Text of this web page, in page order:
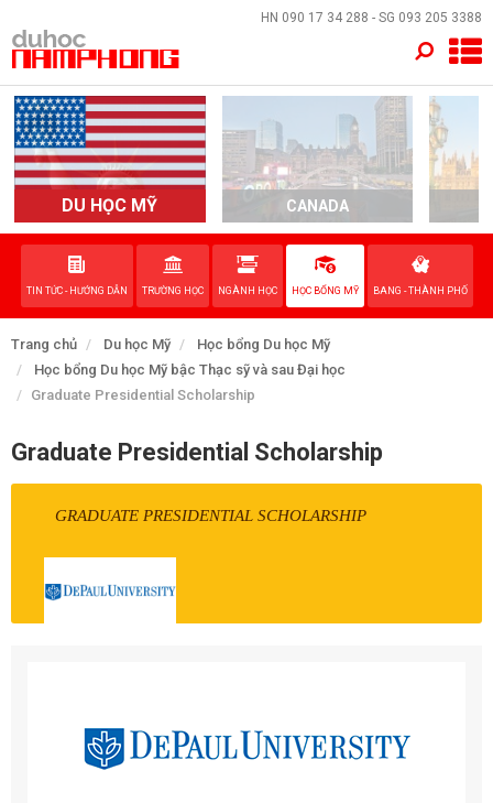
HN 090 17 34 288 - SG 093 205 3388
DU HỌC MỸ CANADA
TIN TỨC - HƯỚNG DẪN TRƯỜNG HỌC NGÀNH HỌC HỌC BỔNG MỸ BANG - THÀNH PHỐ
Trang chủ Du học Mỹ
Học bổng Du học Mỹ
Học bổng Du học Mỹ bậc Thạc sỹ và sau Đại học
Graduate Presidential Scholarship
Graduate Presidential Scholarship
GRADUATE PRESIDENTIAL SCHOLARSHIP
×
TRANG CHỦ
QUỐC GIA
EVENTS
DỊCH VỤ
VỀ NAM PHONG
LIÊN HỆ